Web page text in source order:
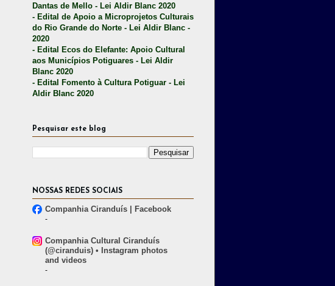
Dantas de Mello - Lei Aldir Blanc 2020
- Edital de Apoio a Microprojetos Culturais
do Rio Grande do Norte - Lei Aldir Blanc -
2020
- Edital Ecos do Elefante: Apoio Cultural
aos Municípios Potiguares - Lei Aldir
Blanc 2020
- Edital Fomento à Cultura Potiguar - Lei
Aldir Blanc 2020
Pesquisar este blog
NOSSAS REDES SOCIAIS
Companhia Ciranduís | Facebook
-
Companhia Cultural Ciranduís
(@ciranduis) • Instagram photos
and videos
-